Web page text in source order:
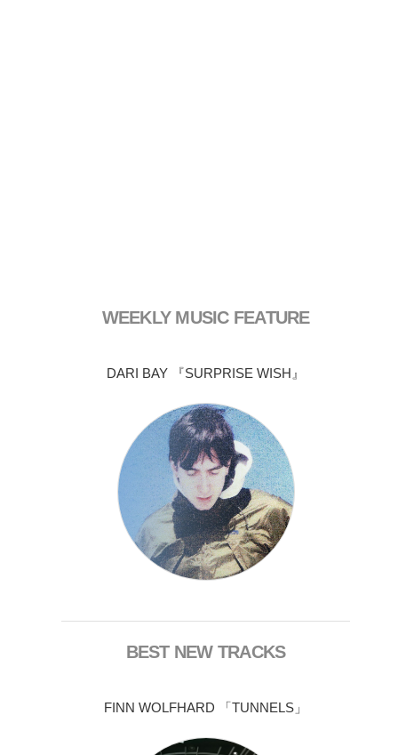
WEEKLY MUSIC FEATURE
DARI BAY 『SURPRISE WISH』
BEST NEW TRACKS
FINN WOLFHARD 「TUNNELS」